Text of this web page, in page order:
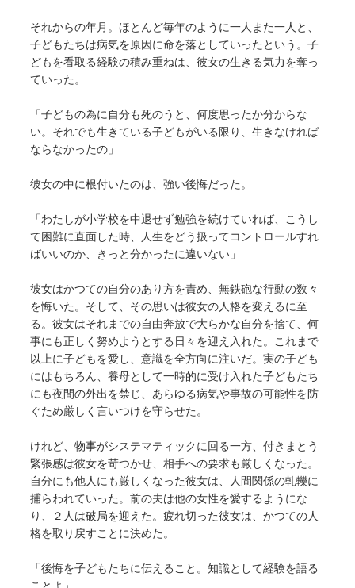
それからの年月。ほとんど毎年のように一人また一人と、
子どもたちは病気を原因に命を落としていったという。子
どもを看取る経験の積み重ねは、彼女の生きる気力を奪っ
ていった。
「子どもの為に自分も死のうと、何度思ったか分からな
い。それでも生きている子どもがいる限り、生きなければ
ならなかったの」
彼女の中に根付いたのは、強い後悔だった。
「わたしが小学校を中退せず勉強を続けていれば、こうし
て困難に直面した時、人生をどう扱ってコントロールすれ
ばいいのか、きっと分かったに違いない」
彼女はかつての自分のあり方を責め、無鉄砲な行動の数々
を悔いた。そして、その思いは彼女の人格を変えるに至
る。彼女はそれまでの自由奔放で大らかな自分を捨て、何
事にも正しく努めようとする日々を迎え入れた。これまで
以上に子どもを愛し、意識を全方向に注いだ。実の子ども
にはもちろん、養母として一時的に受け入れた子どもたち
にも夜間の外出を禁じ、あらゆる病気や事故の可能性を防
ぐため厳しく言いつけを守らせた。
けれど、物事がシステマティックに回る一方、付きまとう
緊張感は彼女を苛つかせ、相手への要求も厳しくなった。
自分にも他人にも厳しくなった彼女は、人間関係の軋轢に
捕らわれていった。前の夫は他の女性を愛するようにな
り、２人は破局を迎えた。疲れ切った彼女は、かつての人
格を取り戻すことに決めた。
「後悔を子どもたちに伝えること。知識として経験を語る